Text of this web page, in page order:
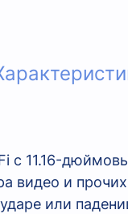
с 11.16-
видео и
или